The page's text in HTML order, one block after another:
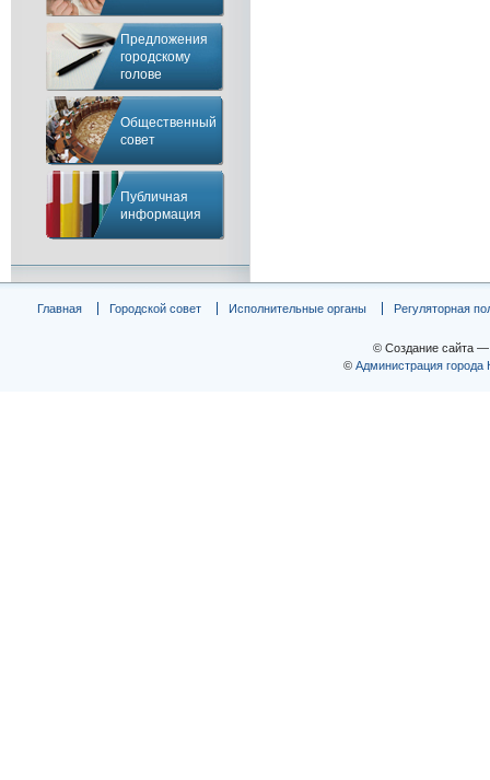
Предложения
городскому
голове
Общественный
совет
Публичная
информация
Главная Городской совет Исполнительные органы Регуляторная
© Создание сайта
© Администрация города